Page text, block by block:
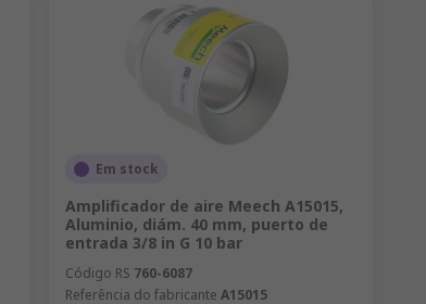
Em stock
Amplificador de aire Meech A15015,
Aluminio, diám. 40 mm, puerto de
entrada 3/8 in G 10 bar
Código RS 760-6087
Referência do fabricante A15015